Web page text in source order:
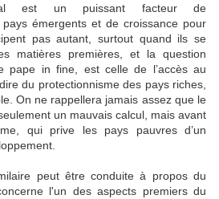
est un puissant facteur de
émergents et de croissance pour
pas autant, surtout quand ils se
matières premières, et la question
pape in fine, est celle de l’accès au
du protectionnisme des pays riches,
On ne rappellera jamais assez que le
un mauvais calcul, mais avant
qui prive les pays pauvres d’un
peut être conduite à propos du
l'un des aspects premiers du